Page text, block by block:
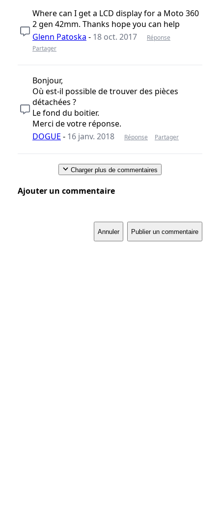
Where can I get a LCD display for a Moto 360
2 gen 42mm. Thanks hope you can help
Glenn Patoska - 18 oct. 2017
Réponse
Partager
Bonjour,
Où est-il possible de trouver des pièces
détachées ?
Le fond du boitier.
Merci de votre réponse.
DOGUE - 16 janv. 2018 Réponse Partager
Charger plus de commentaires
Ajouter un commentaire
Annuler Publier un commentaire